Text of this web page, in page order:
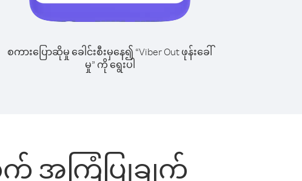
စကားပြောဆိုမှု ခေါင်းစီးမှနေ၍ “Viber Out ဖုန်းခေါ်
မှု” ကို ရွေးပါ
က် အကြံပြုချက်